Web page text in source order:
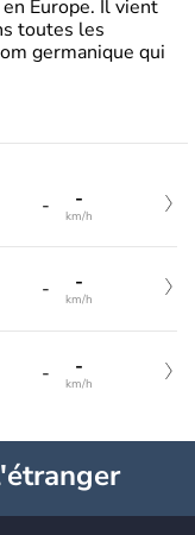
Europe. Il vient
toutes les
germanique qui
- -
km/h
- -
km/h
- -
km/h